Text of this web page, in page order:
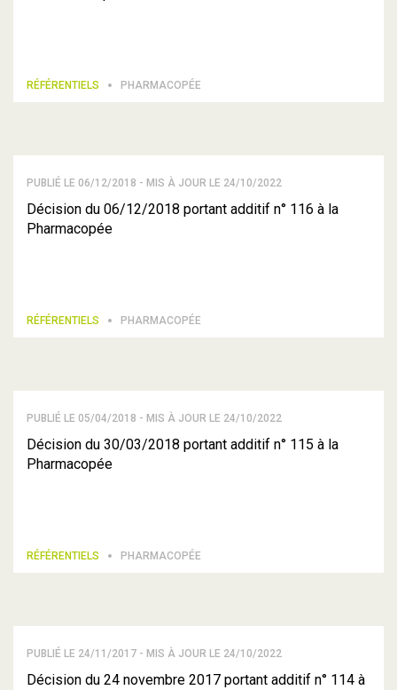
RÉFÉRENTIELS PHARMACOPÉE
PUBLIÉ LE 06/12/2018 - MIS À JOUR LE 24/10/2022
Décision du 06/12/2018 portant additif n° 116 à la
Pharmacopée
RÉFÉRENTIELS PHARMACOPÉE
PUBLIÉ LE 05/04/2018 - MIS À JOUR LE 24/10/2022
Décision du 30/03/2018 portant additif n° 115 à la
Pharmacopée
RÉFÉRENTIELS PHARMACOPÉE
PUBLIÉ LE 24/11/2017 - MIS À JOUR LE 24/10/2022
Décision du 24 novembre 2017 portant additif n° 114 à